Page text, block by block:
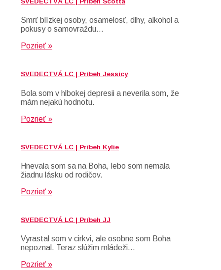
Smrť blízkej osoby, osamelosť, dlhy, alkohol a
pokusy o samovraždu…
Pozrieť »
SVEDECTVÁ LC | Príbeh Jessicy
Bola som v hlbokej depresii a neverila som, že
mám nejakú hodnotu.
Pozrieť »
SVEDECTVÁ LC | Príbeh Kylie
Hnevala som sa na Boha, lebo som nemala
žiadnu lásku od rodičov.
Pozrieť »
SVEDECTVÁ LC | Príbeh JJ
Vyrastal som v cirkvi, ale osobne som Boha
nepoznal. Teraz slúžim mládeži…
Pozrieť »